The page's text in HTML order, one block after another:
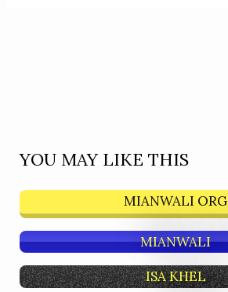
YOU MAY LIKE THIS
MIANWALI ORG
MIANWALI
ISA KHEL